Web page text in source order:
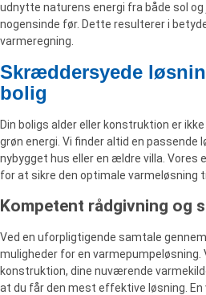
udnytte naturens energi fra både sol
nogensinde før. Dette resulterer i
varmeregning.
Skræddersyede
bolig
Din boligs alder eller konstruktion er
grøn energi. Vi finder altid en passende
nybygget hus eller en ældre villa.
for at sikre den optimale varmeløsning
Kompetent rådgivning og
Ved en uforpligtigende samtale
muligheder for en varmepumpeløsning.
konstruktion, dine nuværende
at du får den mest effektive løsning.